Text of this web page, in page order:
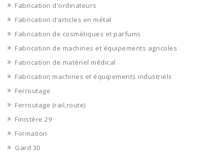
Fabrication d'ordinateurs
Fabrication d’articles en métal
Fabrication de cosmétiques et parfums
Fabrication de machines et équipements agricoles
Fabrication de matériel médical
Fabrication machines et équipements industriels
Ferroutage
Ferroutage (rail,route)
Finistère 29
Formation
Gard 30